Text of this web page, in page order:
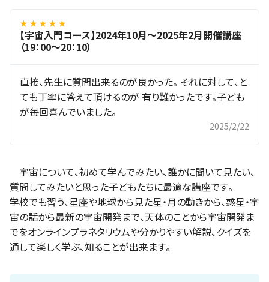
★ ★ ★ ★ ★
【宇宙入門コース】2024年10月～2025年2月開催講座
（19：00～20：10）
直接、先生に質問出来るのが良かった。 それに対して、と
ても丁寧に答えて頂けるのが 有り難かったです。子ども
が毎回喜んでいました。
2025/2/22
宇宙について、初めて学んでみたい、誰かに聞いて見たい、
質問してみたいと思った子どもたちに最適な講座です。
学校でも習う、星座や地球から見た星・月の動きから、惑星・宇
宙の話から最新の宇宙開発まで、天体のことから宇宙開発ま
でをオンラインプラネタリウムや分かりやすい解説、クイズを
通して楽しく学ぶ、知ることが出来ます。